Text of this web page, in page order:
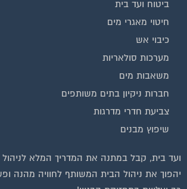
בנייה וניהול אתר: Eyeweb שיווק באינטרנט .